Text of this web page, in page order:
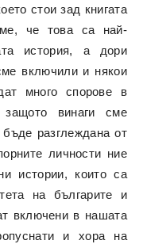
стои зад книгата
че това са най-
история, а дори
включили и някои
много спорове в
защото винаги сме
разглеждана от
личности ние
истории, които са
на българите и
включени в нашата
и хора на